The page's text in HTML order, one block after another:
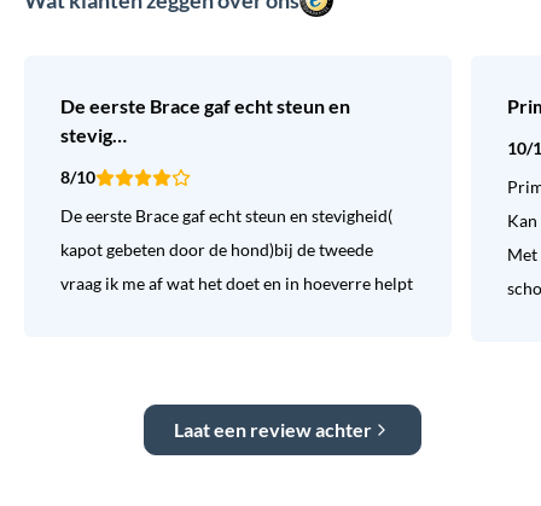
De eerste Brace gaf echt steun en
stevig…
8/10
De eerste Brace gaf echt steun en stevigheid(
kapot gebeten door de hond)bij de tweede
vraag ik me af wat het doet en in hoeverre helpt
10/
Met
Laat een review achter